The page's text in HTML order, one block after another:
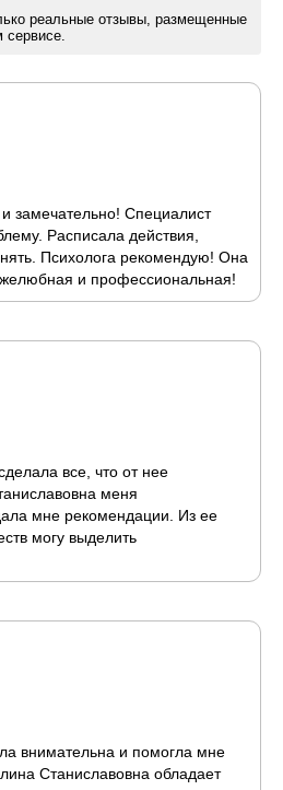
реальные отзывы, размещенные
замечательно! Специалист
Расписала действия,
Психолога рекомендую! Она
и профессиональная!
все, что от нее
меня
мне рекомендации. Из ее
могу выделить
внимательна и помогла мне
Станиславовна обладает